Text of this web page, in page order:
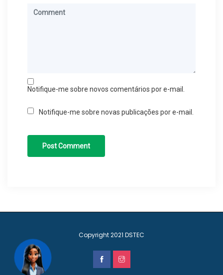
Notifique-me sobre novos comentários por e-mail.
Notifique-me sobre novas publicações por e-mail.
Copyright 2021 DSTEC